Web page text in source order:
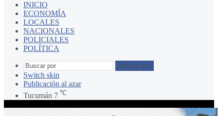
INICIO
ECONOMÍA
LOCALES
NACIONALES
POLICIALES
POLÍTICA
Buscar por
Switch skin
Publicación al azar
Tucumán 7 ℃